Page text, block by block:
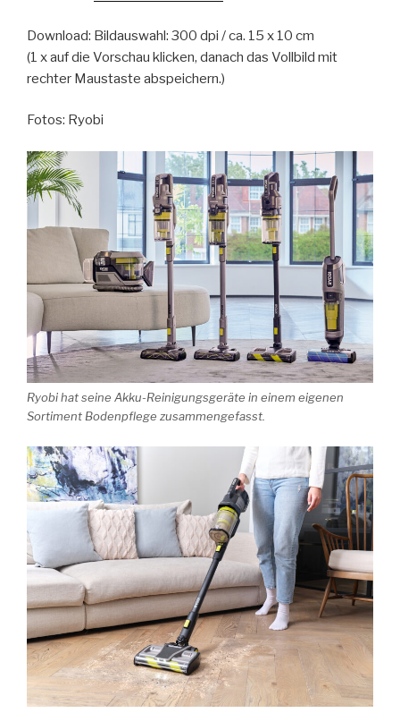
Download: Bildauswahl: 300 dpi / ca. 15 x 10 cm
(1 x auf die Vorschau klicken, danach das Vollbild mit
rechter Maustaste abspeichern.)
Fotos: Ryobi
Ryobi hat seine Akku-Reinigungsgeräte in einem eigenen
Sortiment Bodenpflege zusammengefasst.